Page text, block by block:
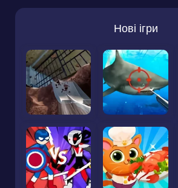
Нові ігри